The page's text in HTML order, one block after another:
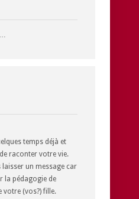
temps déjà et
raconter votre vie.
laisser un message car
la pédagogie de
votre (vos?) fille.